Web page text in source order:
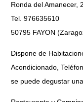
Ronda del Amanecer,
Tel. 976635610
50795 FAYON
Dispone de
Acondicionado,
se puede degustar